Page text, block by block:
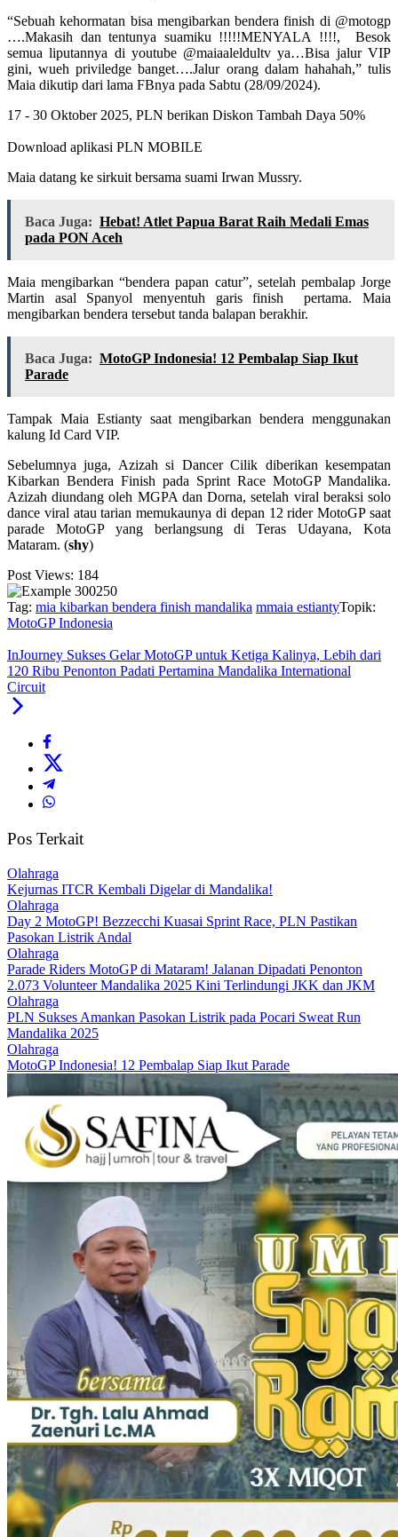
“Sebuah kehormatan bisa mengibarkan bendera finish di @motogp
….Makasih dan tentunya suamiku !!!!!MENYALA !!!!, Besok
semua liputannya di youtube @maiaaleldultv ya…Bisa jalur VIP
gini, wueh priviledge banget….Jalur orang dalam hahahah,” tulis
Maia dikutip dari lama FBnya pada Sabtu (28/09/2024).
17 - 30 Oktober 2025, PLN berikan Diskon Tambah Daya 50%
Download aplikasi PLN MOBILE
Maia datang ke sirkuit bersama suami Irwan Mussry.
Baca Juga: Hebat! Atlet Papua Barat Raih Medali Emas
pada PON Aceh
Maia mengibarkan “bendera papan catur”, setelah pembalap Jorge
Martin asal Spanyol menyentuh garis finish pertama. Maia
mengibarkan bendera tersebut tanda balapan berakhir.
Baca Juga: MotoGP Indonesia! 12 Pembalap Siap Ikut
Parade
Tampak Maia Estianty saat mengibarkan bendera menggunakan
kalung Id Card VIP.
Sebelumnya juga, Azizah si Dancer Cilik diberikan kesempatan
Kibarkan Bendera Finish pada Sprint Race MotoGP Mandalika.
Azizah diundang oleh MGPA dan Dorna, setelah viral beraksi solo
dance viral atau tarian memukaunya di depan 12 rider MotoGP saat
parade MotoGP yang berlangsung di Teras Udayana, Kota
Mataram. (shy)
Post Views: 184
Tag: mia kibarkan bendera finish mandalika mmaia estiantyTopik:
MotoGP Indonesia
InJourney Sukses Gelar MotoGP untuk Ketiga Kalinya, Lebih dari
120 Ribu Penonton Padati Pertamina Mandalika International
Circuit
Pos Terkait
Olahraga
Kejurnas ITCR Kembali Digelar di Mandalika!
Olahraga
Day 2 MotoGP! Bezzecchi Kuasai Sprint Race, PLN Pastikan
Pasokan Listrik Andal
Olahraga
Parade Riders MotoGP di Mataram! Jalanan Dipadati Penonton
2.073 Volunteer Mandalika 2025 Kini Terlindungi JKK dan JKM
Olahraga
PLN Sukses Amankan Pasokan Listrik pada Pocari Sweat Run
Mandalika 2025
Olahraga
MotoGP Indonesia! 12 Pembalap Siap Ikut Parade